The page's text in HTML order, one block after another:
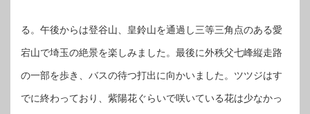
る。午後からは登谷山、皇鈴山を通過し三等三角点のある愛
宕山で埼玉の絶景を楽しみました。最後に外秩父七峰縦走路
の一部を歩き、バスの待つ打出に向かいました。ツツジはす
でに終わっており、紫陽花ぐらいで咲いている花は少なかっ